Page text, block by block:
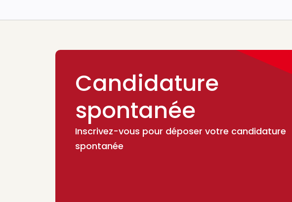
Candidature
spontanée
Inscrivez-vous pour déposer votre candidature
spontanée